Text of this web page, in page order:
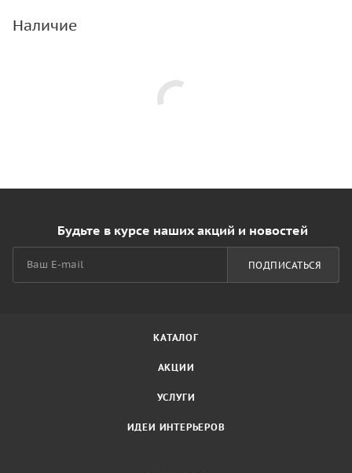
Наличие
Будьте в курсе наших акций и новостей
ПОДПИСАТЬСЯ
КАТАЛОГ
АКЦИИ
УСЛУГИ
ИДЕИ ИНТЕРЬЕРОВ